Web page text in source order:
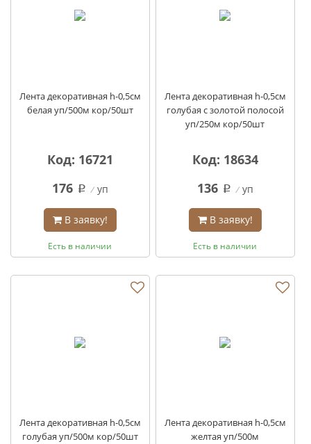
Лента декоративная h-0,5см
белая уп/500м кор/50шт
Код: 16721
176 q уп
В заявку!
Есть в наличии
Лента декоративная h-0,5см
голубая с золотой полосой
уп/250м кор/50шт
Код: 18634
136 q уп
В заявку!
Есть в наличии
Лента декоративная h-0,5см
голубая уп/500м кор/50шт
Лента декоративная h-0,5см
желтая уп/500м